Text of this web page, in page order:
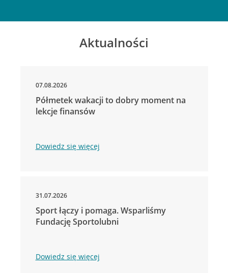
Aktualności
07.08.2026
Półmetek wakacji to dobry moment na
lekcje finansów
Dowiedz się więcej
31.07.2026
Sport łączy i pomaga. Wsparliśmy
Fundację Sportolubni
Dowiedz się więcej